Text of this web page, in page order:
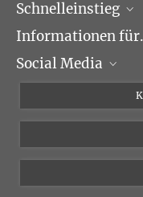
Schnelleinstieg
Forschungsgruppen
Veranstaltungen
Informationen
Journalisten
Social Media